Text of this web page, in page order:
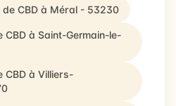
CBD à Méral - 53230
à Saint-Germain-le-
CBD à Villiers-